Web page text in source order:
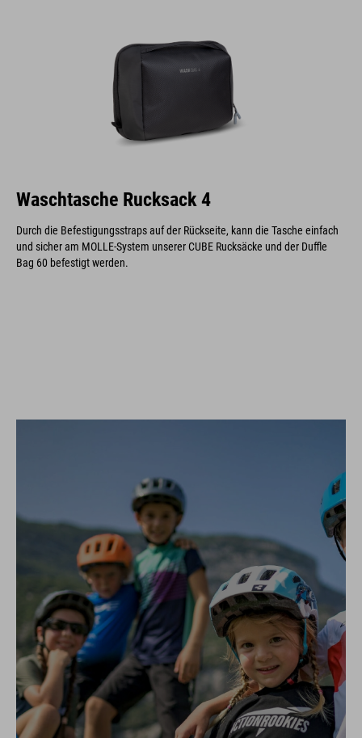
Waschtasche Rucksack 4
Durch die Befestigungsstraps auf der Rückseite, kann die Tasche einfach
und sicher am MOLLE-System unserer CUBE Rucksäcke und der Duffle
Bag 60 befestigt werden.